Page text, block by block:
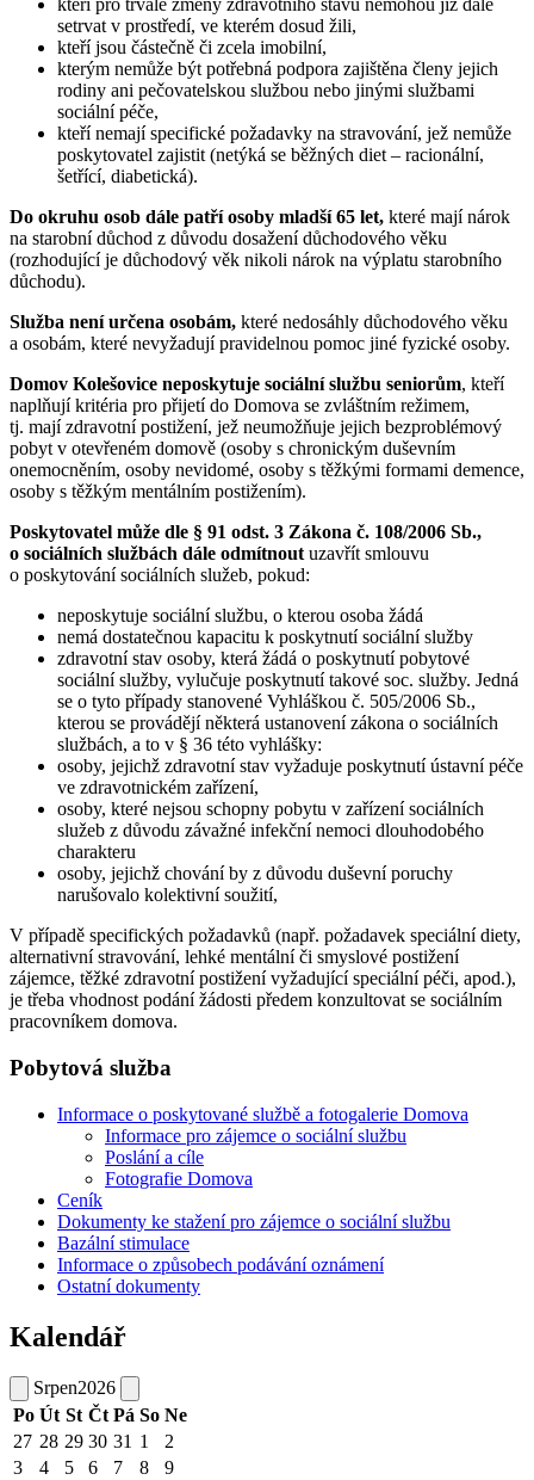
kteří pro trvalé změny zdravotního stavu nemohou již dále
setrvat v prostředí, ve kterém dosud žili,
kteří jsou částečně či zcela imobilní,
kterým nemůže být potřebná podpora zajištěna členy jejich
rodiny ani pečovatelskou službou nebo jinými službami
sociální péče,
kteří nemají specifické požadavky na stravování, jež nemůže
poskytovatel zajistit (netýká se běžných diet – racionální,
šetřící, diabetická).
Do okruhu osob dále patří osoby mladší 65 let, které mají nárok
na starobní důchod z důvodu dosažení důchodového věku
(rozhodující je důchodový věk nikoli nárok na výplatu starobního
důchodu).
Služba není určena osobám, které nedosáhly důchodového věku
a osobám, které nevyžadují pravidelnou pomoc jiné fyzické osoby.
Domov Kolešovice neposkytuje sociální službu seniorům, kteří
naplňují kritéria pro přijetí do Domova se zvláštním režimem,
tj. mají zdravotní postižení, jež neumožňuje jejich bezproblémový
pobyt v otevřeném domově (osoby s chronickým duševním
onemocněním, osoby nevidomé, osoby s těžkými formami demence,
osoby s těžkým mentálním postižením).
Poskytovatel může dle § 91 odst. 3 Zákona č. 108/2006 Sb.,
o sociálních službách dále odmítnout uzavřít smlouvu
o poskytování sociálních služeb, pokud:
neposkytuje sociální službu, o kterou osoba žádá
nemá dostatečnou kapacitu k poskytnutí sociální služby
zdravotní stav osoby, která žádá o poskytnutí pobytové
sociální služby, vylučuje poskytnutí takové soc. služby. Jedná
se o tyto případy stanovené Vyhláškou č. 505/2006 Sb.,
kterou se provádějí některá ustanovení zákona o sociálních
službách, a to v § 36 této vyhlášky:
osoby, jejichž zdravotní stav vyžaduje poskytnutí ústavní péče
ve zdravotnickém zařízení,
osoby, které nejsou schopny pobytu v zařízení sociálních
služeb z důvodu závažné infekční nemoci dlouhodobého
charakteru
osoby, jejichž chování by z důvodu duševní poruchy
narušovalo kolektivní soužití,
V případě specifických požadavků (např. požadavek speciální diety,
alternativní stravování, lehké mentální či smyslové postižení
zájemce, těžké zdravotní postižení vyžadující speciální péči, apod.),
je třeba vhodnost podání žádosti předem konzultovat se sociálním
pracovníkem domova.
Pobytová služba
Informace o poskytované službě a fotogalerie Domova
Informace pro zájemce o sociální službu
Poslání a cíle
Fotografie Domova
Ceník
Dokumenty ke stažení pro zájemce o sociální službu
Bazální stimulace
Informace o způsobech podávání oznámení
Ostatní dokumenty
Kalendář
Srpen2026
Po Út St Čt Pá So Ne
27 28 29 30 31 1
2
3
4 5 6 7 8
9